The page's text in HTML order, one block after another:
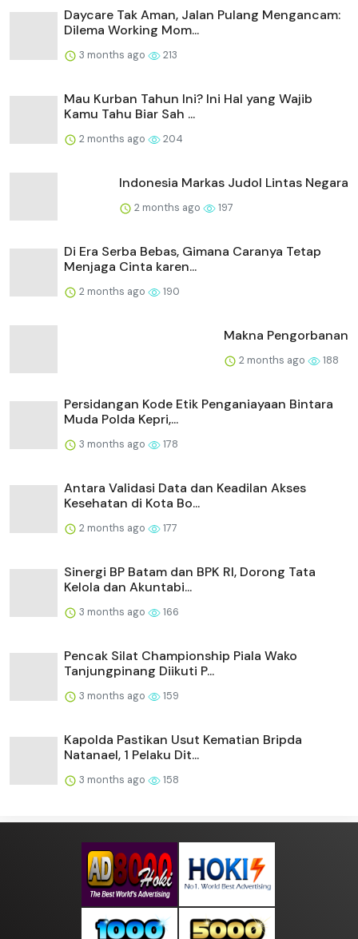
Daycare Tak Aman, Jalan Pulang Mengancam:
Dilema Working Mom...
3 months ago 213
Mau Kurban Tahun Ini? Ini Hal yang Wajib
Kamu Tahu Biar Sah ...
2 months ago 204
Indonesia Markas Judol Lintas Negara
2 months ago 197
Di Era Serba Bebas, Gimana Caranya Tetap
Menjaga Cinta karen...
2 months ago 190
Makna Pengorbanan
2 months ago 188
Persidangan Kode Etik Penganiayaan Bintara
Muda Polda Kepri,...
3 months ago 178
Antara Validasi Data dan Keadilan Akses
Kesehatan di Kota Bo...
2 months ago 177
Sinergi BP Batam dan BPK RI, Dorong Tata
Kelola dan Akuntabi...
3 months ago 166
Pencak Silat Championship Piala Wako
Tanjungpinang Diikuti P...
3 months ago 159
Kapolda Pastikan Usut Kematian Bripda
Natanael, 1 Pelaku Dit...
3 months ago 158